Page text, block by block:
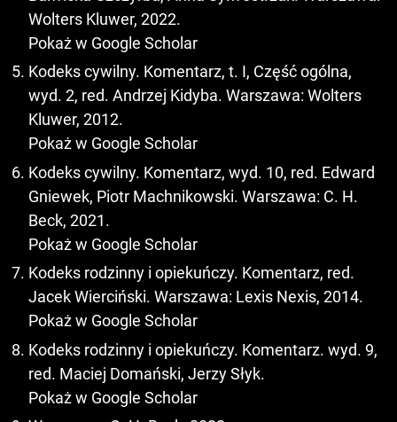
Wolters Kluwer, 2022.
Pokaż w Google Scholar
Kodeks cywilny. Komentarz, t. I, Część ogólna,
wyd. 2, red. Andrzej Kidyba. Warszawa: Wolters
Kluwer, 2012.
Pokaż w Google Scholar
Kodeks cywilny. Komentarz, wyd. 10, red. Edward
Gniewek, Piotr Machnikowski. Warszawa: C. H.
Beck, 2021.
Pokaż w Google Scholar
Kodeks rodzinny i opiekuńczy. Komentarz, red.
Jacek Wierciński. Warszawa: Lexis Nexis, 2014.
Pokaż w Google Scholar
Kodeks rodzinny i opiekuńczy. Komentarz. wyd. 9,
red. Maciej Domański, Jerzy Słyk.
Pokaż w Google Scholar